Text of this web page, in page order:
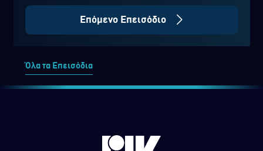
Επόμενο Επεισόδιο
Όλα τα Επεισόδια